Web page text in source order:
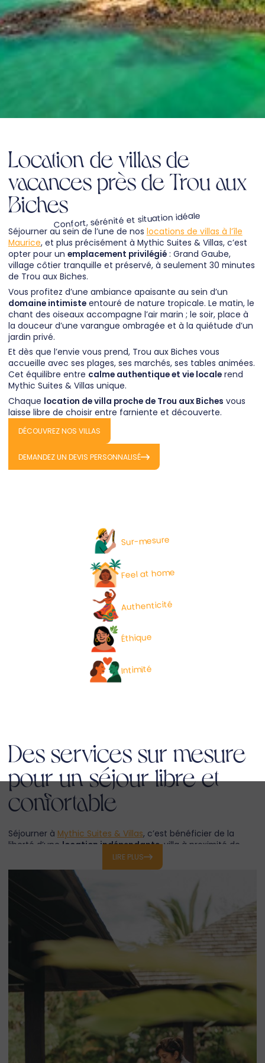
Location de villas de
vacances près de Trou aux
Biches
Confort, sérénité et situation idéale
Séjourner au sein de l’une de nos locations de villas à l’île
Maurice, et plus précisément à Mythic Suites & Villas, c’est
opter pour un emplacement privilégié: Grand Gaube,
village côtier tranquille et préservé, à seulement 30 minutes
de Trou aux Biches.
Vous profitez d’une ambiance apaisante au sein d’un
domaine intimisteentouré de nature tropicale. Le matin, le
chant des oiseaux accompagne l’air marin ; le soir, place à
la douceur d’une varangue ombragée et à la quiétude d’un
jardin privé.
Et dès que l’envie vous prend, Trou aux Biches vous
accueille avec ses plages, ses marchés, ses tables animées.
Cet équilibre entre calme authentique et vie localerend
Mythic Suites & Villas unique.
Chaque location de villa proche de Trou aux Biches vous
laisse libre de choisir entre farniente et découverte.
DÉCOUVREZ NOS VILLAS
DEMANDEZ UN DEVIS PERSONNALISÉ
Sur-mesure
Feel at home
Authenticité
Éthique
Intimité
Des services sur mesure
pour un séjour libre et
confortable
Séjourner à Mythic Suites & Villas, c’est bénéficier de la
liberté d’une location indépendante, villa à proximité de
Trou aux Biches ou la location d'un appartement tout
proche de Trou aux Biches, tout en profitant du
services hôteliers
location de villa avec piscine à proximité de Trou
, dans le nord de l'île Maurice, comprend le
ménage quotidien, le linge de maison, le wifi illimité, l’eau
filtrée et une cuisine entièrement équipée. Climatisation,
salles de bain spacieuses, literie premium, rangements
généreux… tout est pensé pour un
.
Ici, aucun horaire imposé :
vous vivez à votre rythme
vous souhaitez un massage, un repas ou une activité, notre
équipe est à votre écoute.
location proche de Trou aux Biches
autonomie et bien-être
LIRE PLUS